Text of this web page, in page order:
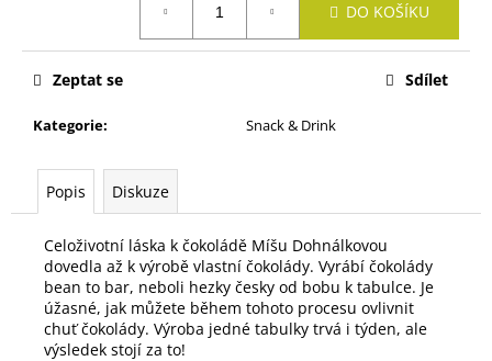
DO KOŠÍKU
Kategorie: Snack & Drink
Zeptat se Sdílet
Popis Diskuze
Celoživotní láska k čokoládě Míšu Dohnálkovou
dovedla až k výrobě vlastní čokolády. Vyrábí čokolády
bean to bar, neboli hezky česky od bobu k tabulce. Je
úžasné, jak můžete během tohoto procesu ovlivnit
chuť čokolády. Výroba jedné tabulky trvá i týden, ale
výsledek stojí za to!
r
u
u
SAUVIGNON
BLANC
RENAISSANCE